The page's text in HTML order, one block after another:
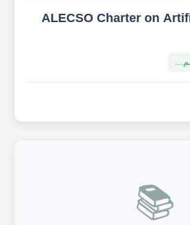
ALECSO Charter on
📚